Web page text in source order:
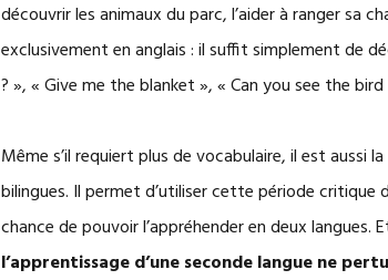
découvrir les animaux du parc, l’aider à ranger sa
exclusivement en anglais : il suffit simplement de
? », « Give me the blanket », « Can you see the bird
Même s’il requiert plus de vocabulaire, il est
bilingues. Il permet d’utiliser cette période critique
chance de pouvoir l’appréhender en deux langues.
l’apprentissage d’une seconde langue ne